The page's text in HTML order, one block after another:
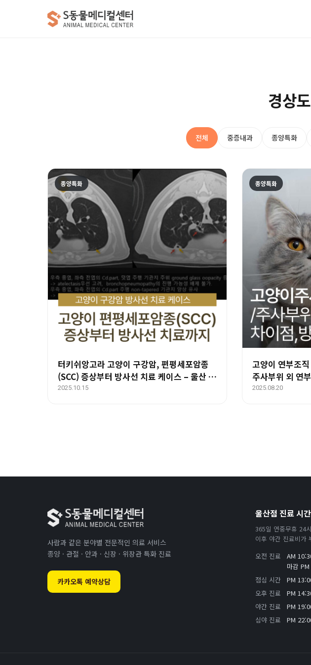
경상
전체 중증내과 종양특화
종양특화
터키쉬앙고라 고양이 구강암, 편평세포암종
(SCC) 증상부터 방사선 치료 케이스 – 울산 부
산 경상도 종양 전문 에스동물암센터
2025.10.15
종양특화
고양이 연부조
주사부위 외 연
치료 효과와 예
2025.08.20
사람과 같은 분야별 전문적인 의료 서비스
종양 · 관절 · 안과 · 신장 · 위장관 특화 진료
카카오톡 예약상담
울산점 진료 시간
365일 연중무휴 24
이후 야간 진료비가
오전 진료
AM
마감
점심 시간
PM
오후 진료
PM
야간 진료
PM
심야 진료
PM